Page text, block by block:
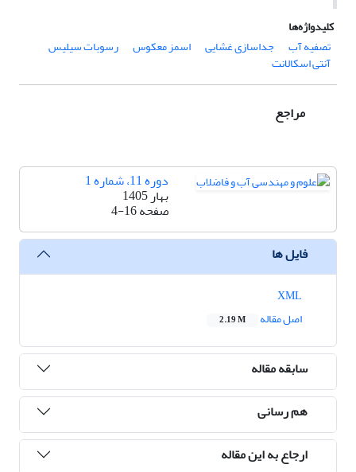
کلیدواژه‌ها
تصفیه آب
جداسازی غشایی اسمز معکوس رسوبات سیلیس
آنتی اسکالانت
مراجع
دوره 11، شماره 1
بهار 1405
صفحه4-16
فایل ها
اصل مقاله
2.19 M
سابقه مقاله
هم رسانی
ارجاع به این مقاله